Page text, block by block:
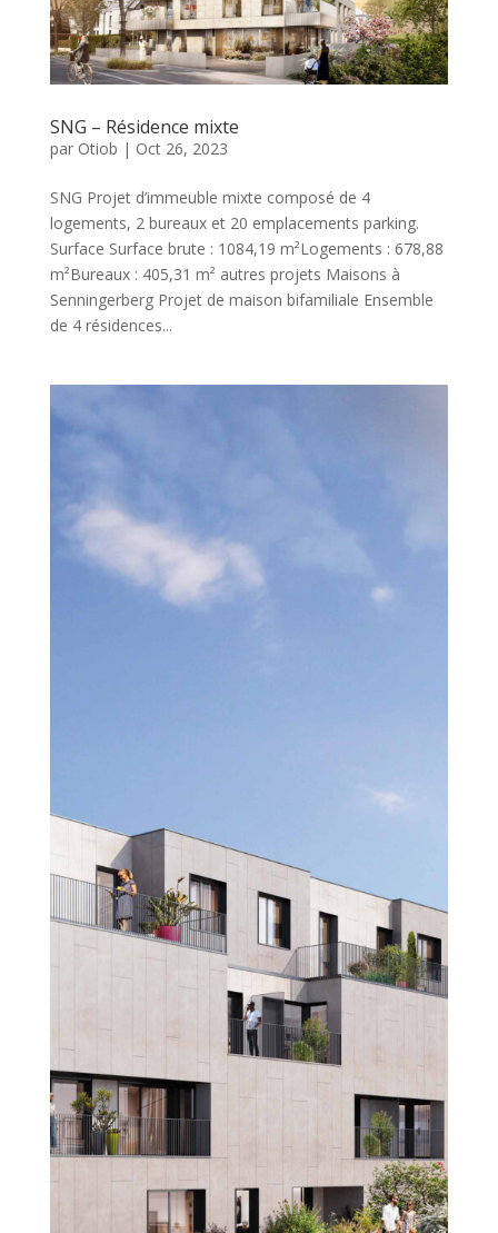
SNG – Résidence mixte
par Otiob | Oct 26, 2023
SNG Projet d’immeuble mixte composé de 4
logements, 2 bureaux et 20 emplacements parking.
Surface Surface brute : 1084,19 m²Logements : 678,88
m²Bureaux : 405,31 m² autres projets Maisons à
Senningerberg Projet de maison bifamiliale Ensemble
de 4 résidences...